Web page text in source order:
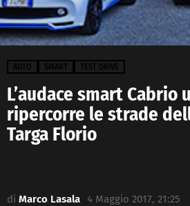
AUTO SMART TEST DRIVE
L’audace smart Cabrio
ripercorre le strade
Targa Florio
di Marco Lasala 4 Maggio 2017, 21:25